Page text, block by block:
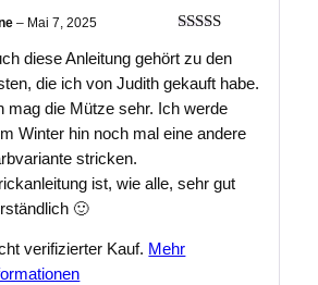
mit 5von 5
– Mai 7, 2025
diese Anleitung gehört zu den
die ich von Judith gekauft habe.
mag die Mütze sehr. Ich werde
Winter hin noch mal eine andere
stricken.
ist, wie alle, sehr gut
🙂
verifizierter Kauf. Mehr